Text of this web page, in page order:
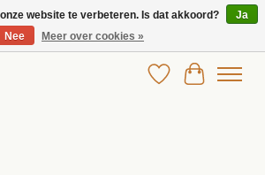
in betaalbare kinderkleding!
Verlanglijst
website te verbeteren. Is dat akkoord?
Ja
Nee
Meer over cookies »